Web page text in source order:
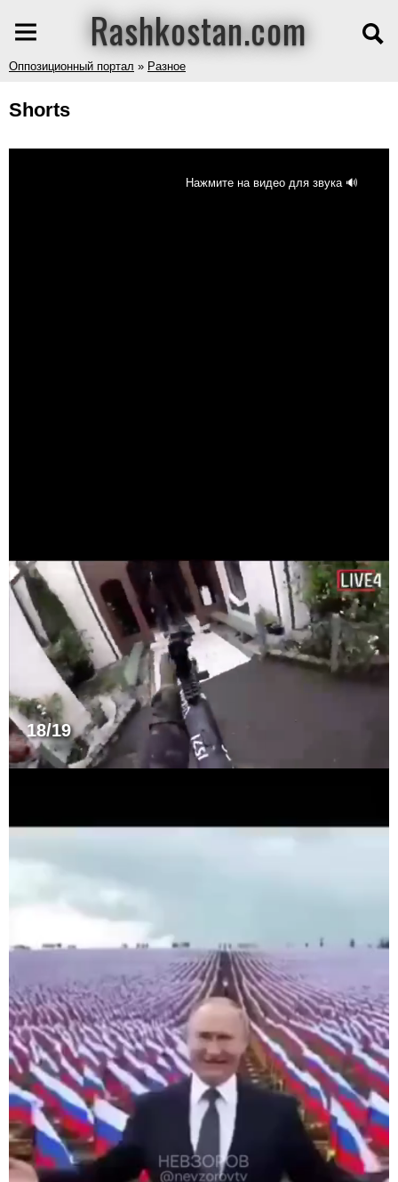
Rashkostan.com
Оппозиционный портал » Разное
Shorts
Нажмите на видео для звука 🔊
18/19